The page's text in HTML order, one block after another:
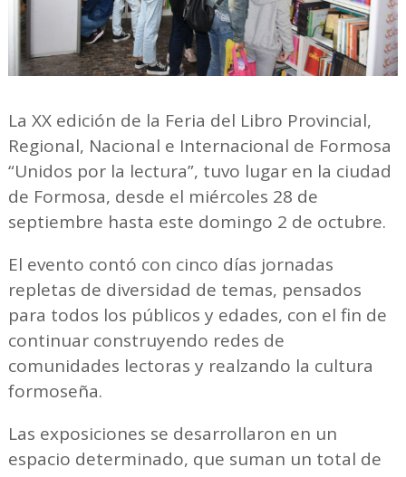
La XX edición de la Feria del Libro Provincial,
Regional, Nacional e Internacional de Formosa
“Unidos por la lectura”, tuvo lugar en la ciudad
de Formosa, desde el miércoles 28 de
septiembre hasta este domingo 2 de octubre.
El evento contó con cinco días jornadas
repletas de diversidad de temas, pensados
para todos los públicos y edades, con el fin de
continuar construyendo redes de
comunidades lectoras y realzando la cultura
formoseña.
Las exposiciones se desarrollaron en un
espacio determinado, que suman un total de